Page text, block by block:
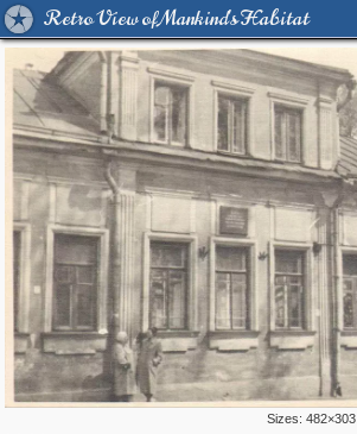
Retro View of Mankind's Habitat
Sizes:482×303